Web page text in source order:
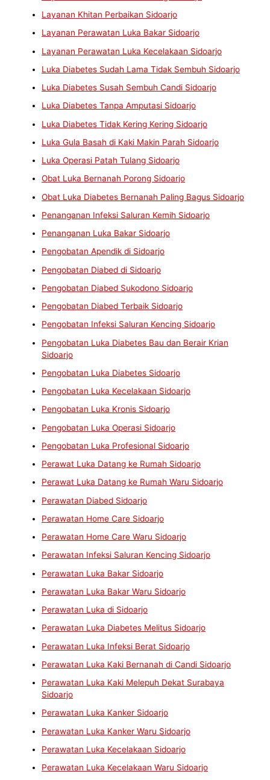
Layanan Khitan Perbaikan Sidoarjo
Layanan Perawatan Luka Bakar Sidoarjo
Layanan Perawatan Luka Kecelakaan Sidoarjo
Luka Diabetes Sudah Lama Tidak Sembuh Sidoarjo
Luka Diabetes Susah Sembuh Candi Sidoarjo
Luka Diabetes Tanpa Amputasi Sidoarjo
Luka Diabetes Tidak Kering Kering Sidoarjo
Luka Gula Basah di Kaki Makin Parah Sidoarjo
Luka Operasi Patah Tulang Sidoarjo
Obat Luka Bernanah Porong Sidoarjo
Obat Luka Diabetes Bernanah Paling Bagus Sidoarjo
Penanganan Infeksi Saluran Kemih Sidoarjo
Penanganan Luka Bakar Sidoarjo
Pengobatan Apendik di Sidoarjo
Pengobatan Diabed di Sidoarjo
Pengobatan Diabed Sukodono Sidoarjo
Pengobatan Diabed Terbaik Sidoarjo
Pengobatan Infeksi Saluran Kencing Sidoarjo
Pengobatan Luka Diabetes Bau dan Berair Krian
Sidoarjo
Pengobatan Luka Diabetes Sidoarjo
Pengobatan Luka Kecelakaan Sidoarjo
Pengobatan Luka Kronis Sidoarjo
Pengobatan Luka Operasi Sidoarjo
Pengobatan Luka Profesional Sidoarjo
Perawat Luka Datang ke Rumah Sidoarjo
Perawat Luka Datang ke Rumah Waru Sidoarjo
Perawatan Diabed Sidoarjo
Perawatan Home Care Sidoarjo
Perawatan Home Care Waru Sidoarjo
Perawatan Infeksi Saluran Kencing Sidoarjo
Perawatan Luka Bakar Sidoarjo
Perawatan Luka Bakar Waru Sidoarjo
Perawatan Luka di Sidoarjo
Perawatan Luka Diabetes Melitus Sidoarjo
Perawatan Luka Infeksi Berat Sidoarjo
Perawatan Luka Kaki Bernanah di Candi Sidoarjo
Perawatan Luka Kaki Melepuh Dekat Surabaya
Sidoarjo
Perawatan Luka Kanker Sidoarjo
Perawatan Luka Kanker Waru Sidoarjo
Perawatan Luka Kecelakaan Sidoarjo
Perawatan Luka Kecelakaan Waru Sidoarjo